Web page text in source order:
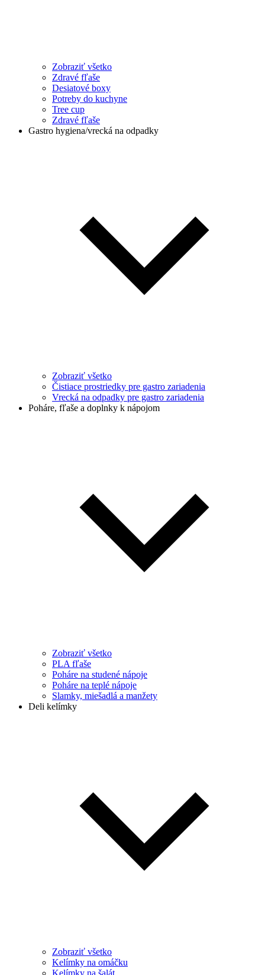
Zobraziť všetko
Zdravé fľaše
Desiatové boxy
Potreby do kuchyne
Tree cup
Zdravé fľaše
Gastro hygiena/vrecká na odpadky
Zobraziť všetko
Čistiace prostriedky pre gastro zariadenia
Vrecká na odpadky pre gastro zariadenia
Poháre, fľaše a doplnky k nápojom
Zobraziť všetko
PLA fľaše
Poháre na studené nápoje
Poháre na teplé nápoje
Slamky, miešadlá a manžety
Deli kelímky
Zobraziť všetko
Kelímky na omáčku
Kelímky na šalát